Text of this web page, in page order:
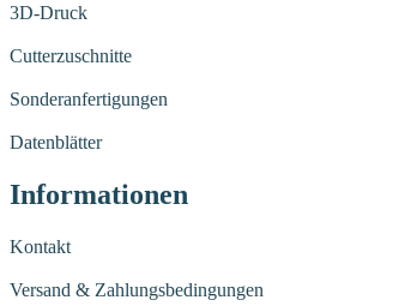
3D-Druck
Cutterzuschnitte
Sonderanfertigungen
Datenblätter
Informationen
Kontakt
Versand & Zahlungsbedingungen